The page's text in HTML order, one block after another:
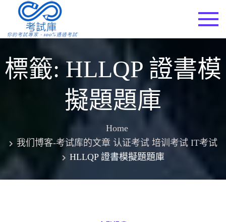
content
標籤:HLLQP 證書模
擬題題庫
Home
我们博客-考试库的文章 认证考试 培训考试 IT考试
HLLQP 證書模擬題題庫